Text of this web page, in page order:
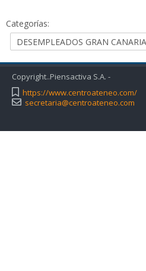
Buscar
cursos
Categorías:
Copyright..Piensactiva S.A. -
https://www.centroateneo.com/
secretaria@centroateneo.com